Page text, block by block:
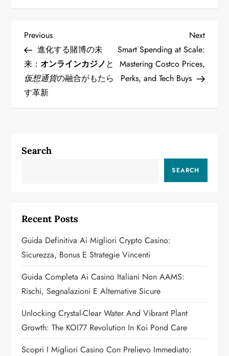
P
o
s
a
g
a
t
i
o
n
Previous
Post
Previous
進化する賭博の未
来：オンラインカジノと
仮想通貨の融合がもたら
す革新
Next
Post
Next
Smart Spending at Scale:
Mastering Costco Prices,
Perks, and Tech Buys
Search
SEARCH
Recent Posts
Guida Definitiva Ai Migliori Crypto Casino:
Sicurezza, Bonus E Strategie Vincenti
Guida Completa Ai Casino Italiani Non AAMS:
Rischi, Segnalazioni E Alternative Sicure
Unlocking Crystal-Clear Water And Vibrant Plant
Growth: The KOI77 Revolution In Koi Pond Care
Scopri I Migliori Casino Con Prelievo Immediato: